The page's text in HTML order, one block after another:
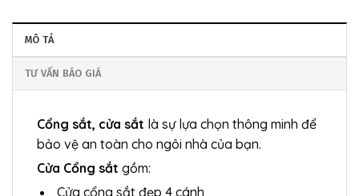
MÔ TẢ
TƯ VẤN BÁO GIÁ
Cổng sắt, cửa sắt là sự lựa chọn thông minh để
bảo vệ an toàn cho ngôi nhà của bạn.
Cửa Cổng sắt gồm:
Cửa cổng sắt đẹp 4 cánh